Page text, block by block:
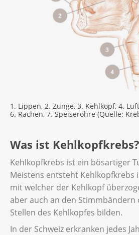
1. Lippen, 2. Zunge, 3. Kehlkopf, 4.
6. Rachen, 7. Speiseröhre (Quelle:
Was ist Kehlkopfkrebs?
Kehlkopfkrebs ist ein bösartiger
Meistens entsteht Kehlkopfkrebs
mit welcher der Kehlkopf
aber auch an den Stimmbändern
Stellen des Kehlkopfes bilden.
In der Schweiz erkranken jedes